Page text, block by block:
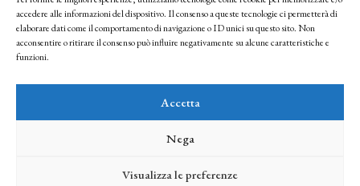
accedere alle informazioni del dispositivo. Il consenso a queste tecnologie ci permetterà di
elaborare dati come il comportamento di navigazione o ID unici su questo sito. Non
acconsentire o ritirare il consenso può influire negativamente su alcune caratteristiche e
funzioni.
Accetta
Nega
Visualizza le preferenze
Facendo clic per iscriverti, riconosci che le tue informazioni saranno trattate
seguendo la nostra Privacy Policy
© 2025 Istituto Matteucci. All right reserved
l’autorizzazione scritta dei proprietari dei diritti e dell’Istituto Matteucci
credits